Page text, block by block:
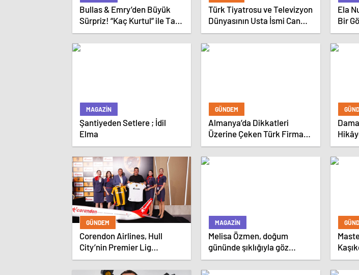
Bullas & Emry’den Büyük
Sürpriz! “Kaç Kurtul” ile Tarz
Değiştirdiler
Türk Tiyatrosu ve Televizyon
Dünyasının Usta İsmi Can
Kolukısa Hayatını Kaybetti
Ela
Bir
MAGAZIN
Şantiyeden Setlere ; İdil
Elma
GÜNDEM
Almanya’da Dikkatleri
Üzerine Çeken Türk Firması:
Taşyapı
GÜNDEM
Corendon Airlines, Hull
City’nin Premier Lig
yolculuğunda desteğini
sürdürüyor
MAGAZIN
Melisa Özmen, doğum
gününde şıklığıyla göz
kamaştırdı.